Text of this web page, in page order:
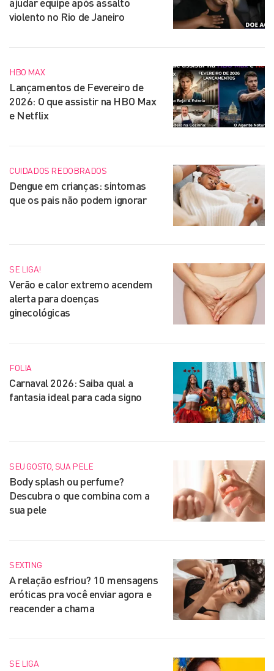
violento no Rio de Janeiro
HBO MAX
Lançamentos de Fevereiro de
2026: O que assistir na HBO Max
e Netflix
CUIDADOS REDOBRADOS
Dengue em crianças: sintomas
que os pais não podem ignorar
SE LIGA!
Verão e calor extremo acendem
alerta para doenças
ginecológicas
FOLIA
Carnaval 2026: Saiba qual a
fantasia ideal para cada signo
SEU GOSTO, SUA PELE
Body splash ou perfume?
Descubra o que combina com a
sua pele
SEXTING
A relação esfriou? 10 mensagens
eróticas pra você enviar agora e
reacender a chama
SE LIGA